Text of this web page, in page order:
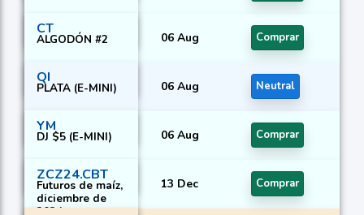
CT
ALGODÓN #2 06 Aug Comprar
QI
PLATA (E-MINI) 06 Aug Neutral
YM
DJ $5 (E-MINI) 06 Aug Comprar
ZCZ24.CBT
Futuros de maíz,
diciembre de
2024
13 Dec Comprar